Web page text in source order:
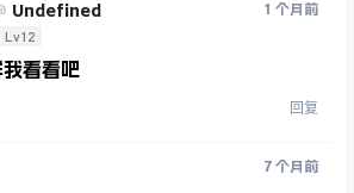
Undefined
Lv12
1 个月前
看看吧
回复
7 个月前